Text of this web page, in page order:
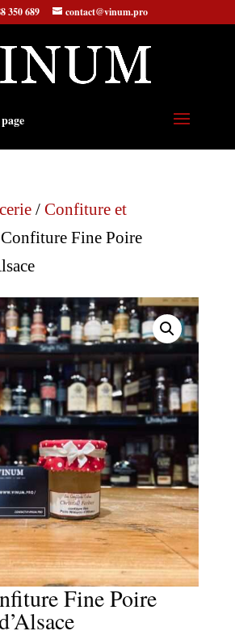
350 689 contact@vinum.pro
/ Confiture et
Fine Poire
Fine Poire